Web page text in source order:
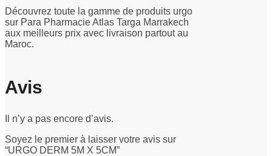
Découvrez toute la gamme de produits urgo
sur Para Pharmacie Atlas Targa Marrakech
aux meilleurs prix avec livraison partout au
Maroc.
Avis
Il n’y a pas encore d’avis.
Soyez le premier à laisser votre avis sur
“URGO DERM 5M X 5CM”